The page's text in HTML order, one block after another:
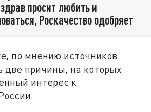
просит любить и
Роскачество одобряет
по мнению источников
две причины, на которых
интерес к